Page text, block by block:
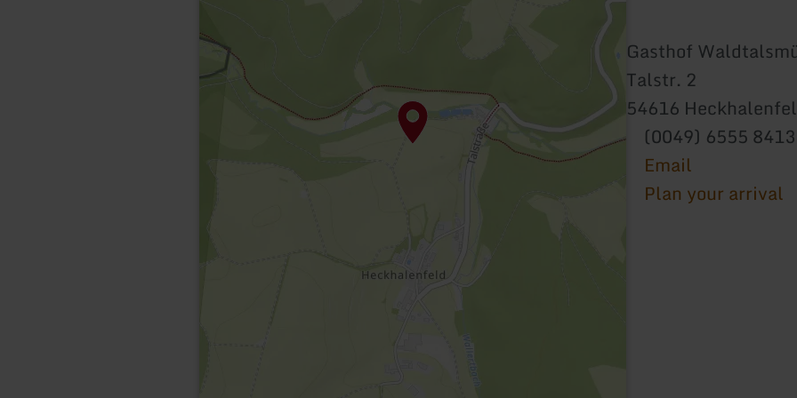
Gasthof
Talstr. 2
54616
(0049) 6555 8413
Email
Plan your arrival